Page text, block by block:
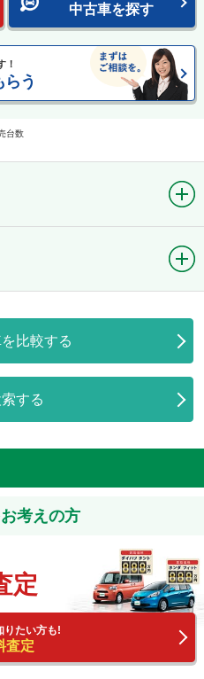
中古車を探す
！
らう
台数
比較する
する
考えの方
定
りたい方も!
査定